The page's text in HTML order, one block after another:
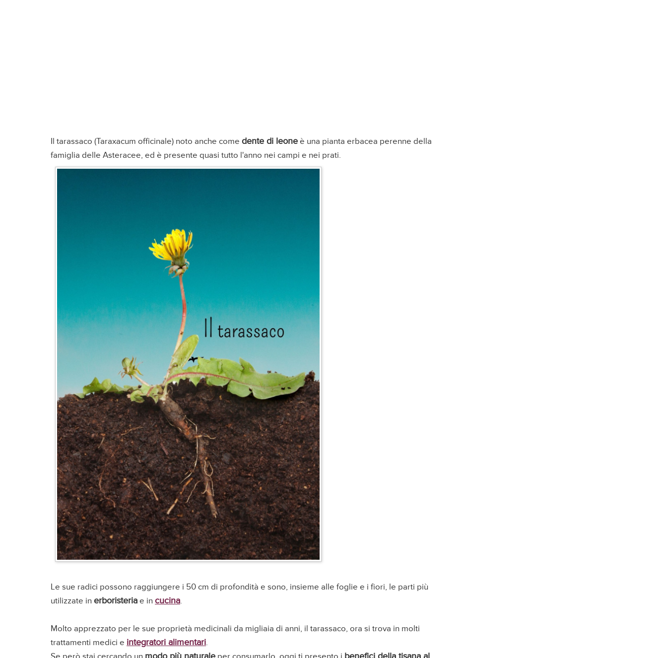
Il tarassaco (Taraxacum officinale) noto anche come dente di leone è una pianta erbacea perenne della
famiglia delle Asteracee, ed è presente quasi tutto l'anno nei campi e nei prati.
Le sue radici possono raggiungere i 50 cm di profondità e sono, insieme alle foglie e i fiori, le parti più
utilizzate in erboristeria e in cucina.
Molto apprezzato per le sue proprietà medicinali da migliaia di anni, il tarassaco, ora si trova in molti
trattamenti medici e integratori alimentari.